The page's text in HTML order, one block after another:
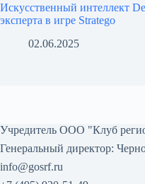
Искусственный интеллект
эксперта в игре Stratego
02.06.2025
Учредитель ООО "Клуб
Генеральный директор:
info@gosrf.ru